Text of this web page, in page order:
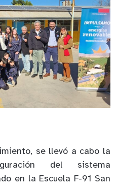
se llevó a cabo la
del sistema
en la Escuela F-91 San